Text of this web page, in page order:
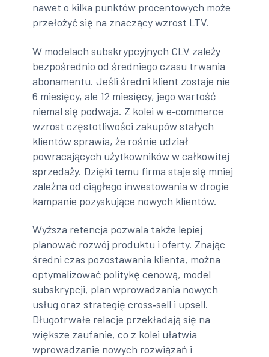
nawet o kilka punktów procentowych może
przełożyć się na znaczący wzrost LTV.
W modelach subskrypcyjnych CLV zależy
bezpośrednio od średniego czasu trwania
abonamentu. Jeśli średni klient zostaje nie
6 miesięcy, ale 12 miesięcy, jego wartość
niemal się podwaja. Z kolei w e‑commerce
wzrost częstotliwości zakupów stałych
klientów sprawia, że rośnie udział
powracających użytkowników w całkowitej
sprzedaży. Dzięki temu firma staje się mniej
zależna od ciągłego inwestowania w drogie
kampanie pozyskujące nowych klientów.
Wyższa retencja pozwala także lepiej
planować rozwój produktu i oferty. Znając
średni czas pozostawania klienta, można
optymalizować politykę cenową, model
subskrypcji, plan wprowadzania nowych
usług oraz strategię cross‑sell i upsell.
Długotrwałe relacje przekładają się na
większe zaufanie, co z kolei ułatwia
wprowadzanie nowych rozwiązań i